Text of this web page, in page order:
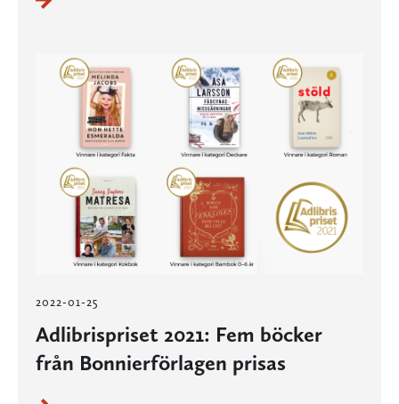
2022-01-25
Adlibrispriset 2021: Fem böcker
från Bonnierförlagen prisas